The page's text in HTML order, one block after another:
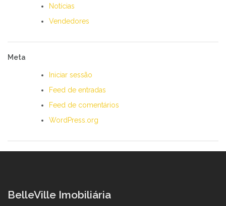
Notícias
Vendedores
Meta
Iniciar sessão
Feed de entradas
Feed de comentários
WordPress.org
BelleVille Imobiliária